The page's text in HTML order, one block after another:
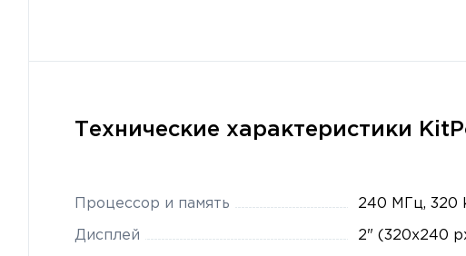
Технические характеристики
Процессор и память 240 МГц, 320
Дисплей 2" (320x240